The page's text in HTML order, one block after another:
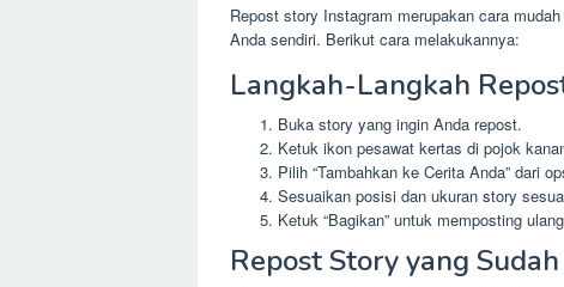
Repost story Instagram merupakan cara
Anda sendiri. Berikut cara melakukannya:
Langkah-Langkah
Buka story yang ingin Anda repost.
Ketuk ikon pesawat kertas di pojok
Pilih “Tambahkan ke Cerita Anda” dari
Sesuaikan posisi dan ukuran story
Ketuk “Bagikan” untuk memposting
Repost Story yang